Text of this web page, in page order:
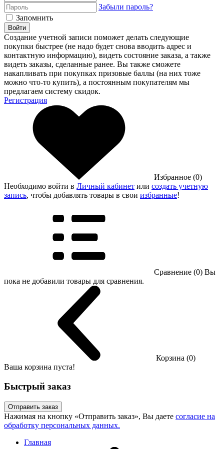
Забыли пароль?
Запомнить
Войти
Создание учетной записи поможет делать следующие
покупки быстрее (не надо будет снова вводить адрес и
контактную информацию), видеть состояние заказа, а также
видеть заказы, сделанные ранее. Вы также сможете
накапливать при покупках призовые баллы (на них тоже
можно что-то купить), а постоянным покупателям мы
предлагаем систему скидок.
Регистрация
Избранное (0)
Необходимо войти в Личный кабинет или создать учетную
запись, чтобы добавлять товары в свои избранные!
Сравнение (0) Вы
пока не добавили товары для сравнения.
Корзина (0)
Ваша корзина пуста!
Быстрый заказ
Отправить заказ
Нажимая на кнопку «Отправить заказ», Вы даете согласие на
обработку персональных данных.
Главная